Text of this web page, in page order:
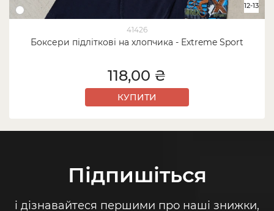
41426
Боксери підліткові на хлопчика - Extreme Sport
12-13
118,00 ₴
КУПИТИ
Підпишіться
і дізнавайтеся першими про наші знижки,